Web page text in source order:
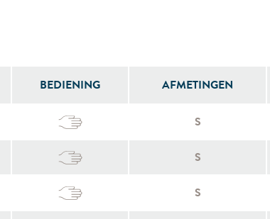
BEDIENING AFMETINGEN
S
S
S